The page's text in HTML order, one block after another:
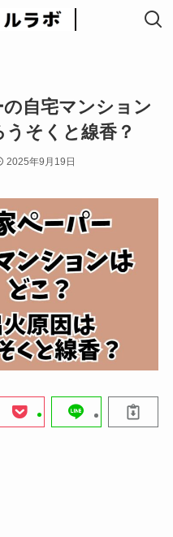
の自宅マンション
そくと線香？
2025年9月19日